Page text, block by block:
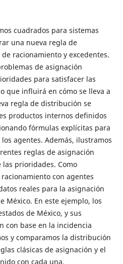
cuadrados para sistemas
una nueva regla de
racionamiento y excedentes.
de asignación
para satisfacer las
que influirá en cómo se lleva a
regla de distribución se
productos internos definidos
fórmulas explícitas para
agentes. Además, ilustramos
reglas de asignación
prioridades. Como
con agentes
reales para la asignación
México. En este ejemplo, los
de México, y sus
con base en la incidencia
y comparamos la distribución
clásicas de asignación y el
con cada una.